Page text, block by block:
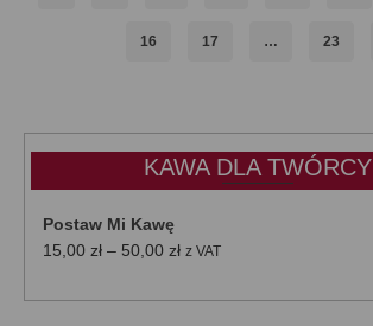
16 17 … 23
KAWA DLA TWÓRCY
Postaw Mi Kawę
15,00 zł – 50,00 złZakres
od
z VAT